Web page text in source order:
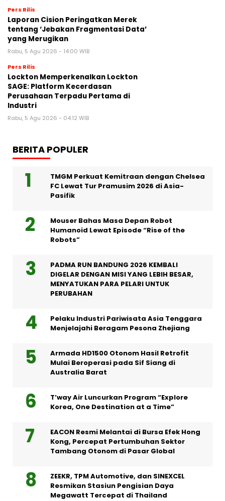
Pers Rilis
Laporan Cision Peringatkan Merek
tentang ‘Jebakan Fragmentasi Data’
yang Merugikan
Rabu, 5 Agu 2026 - 14:00 WIB
Pers Rilis
Lockton Memperkenalkan Lockton
SAGE: Platform Kecerdasan
Perusahaan Terpadu Pertama di
Industri
Rabu, 5 Agu 2026 - 04:12 WIB
BERITA POPULER
TMGM Perkuat Kemitraan dengan Chelsea
FC Lewat Tur Pramusim 2026 di Asia-
Pasifik
Mouser Bahas Masa Depan Robot
Humanoid Lewat Episode “Rise of the
Robots”
PADMA RUN BANDUNG 2026 KEMBALI
DIGELAR DENGAN MISI YANG LEBIH BESAR,
MENYATUKAN PARA PELARI UNTUK
PERUBAHAN
Pelaku Industri Pariwisata Asia Tenggara
Menjelajahi Beragam Pesona Zhejiang
Armada HD1500 Otonom Hasil Retrofit
Mulai Beroperasi pada Sif Siang di
Australia Barat
T’way Air Luncurkan Program “Explore
Korea, One Destination at a Time”
EACON Resmi Melantai di Bursa Efek Hong
Kong, Percepat Pertumbuhan Sektor
Tambang Otonom di Pasar Global
ZEEKR, TPM Automotive, dan SINEXCEL
Resmikan Stasiun Pengisian Daya
Megawatt Tercepat di Thailand